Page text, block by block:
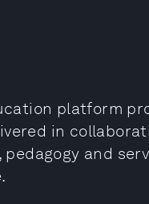
platform
in
and